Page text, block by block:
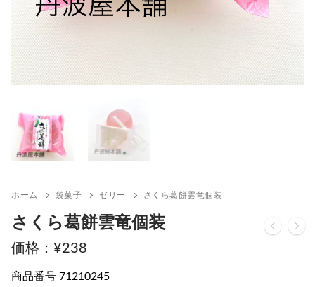
ホーム 袋菓子 ゼリー さくら葛餅雲竜個装
さくら葛餅雲竜個装
¥238
商品番号 71210245